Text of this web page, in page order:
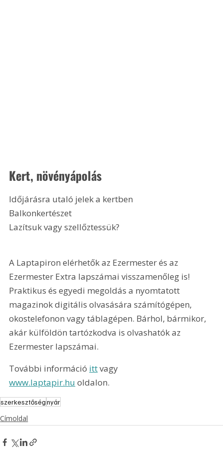
Kert, növényápolás
Időjárásra utaló jelek a kertben
Balkonkertészet
Lazítsuk vagy szellőztessük?
A Laptapiron elérhetők az Ezermester és az
Ezermester Extra lapszámai visszamenőleg is!
Praktikus és egyedi megoldás a nyomtatott
magazinok digitális olvasására számítógépen,
okostelefonon vagy táblagépen. Bárhol, bármikor,
akár külföldön tartózkodva is olvashatók az
Ezermester lapszámai.
További információ itt vagy
www.laptapir.hu oldalon.
szerkesztőségnyár
Címoldal